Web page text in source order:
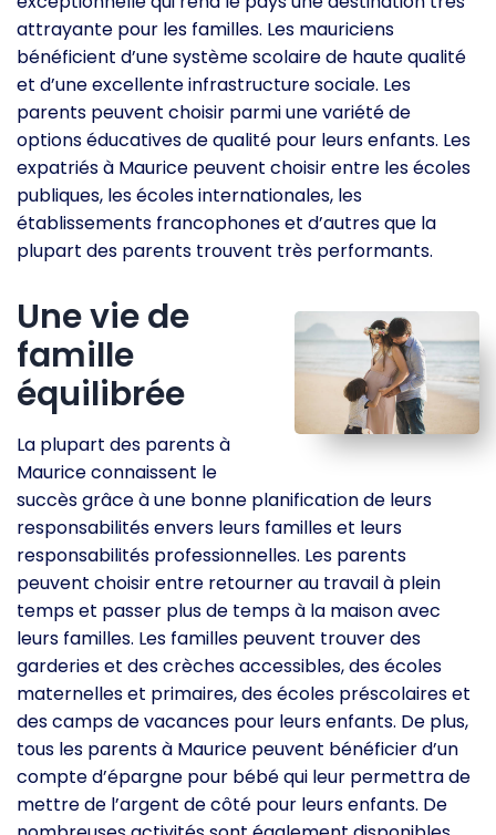
attrayante pour les familles. Les mauriciens
bénéficient d’une système scolaire de haute qualité
et d’une excellente infrastructure sociale. Les
parents peuvent choisir parmi une variété de
options éducatives de qualité pour leurs enfants. Les
expatriés à Maurice peuvent choisir entre les écoles
publiques, les écoles internationales, les
établissements francophones et d’autres que la
plupart des parents trouvent très performants.
Une vie de
famille
équilibrée
La plupart des parents à
Maurice connaissent le
succès grâce à une bonne planification de leurs
responsabilités envers leurs familles et leurs
responsabilités professionnelles. Les parents
peuvent choisir entre retourner au travail à plein
temps et passer plus de temps à la maison avec
leurs familles. Les familles peuvent trouver des
garderies et des crèches accessibles, des écoles
maternelles et primaires, des écoles préscolaires et
des camps de vacances pour leurs enfants. De plus,
tous les parents à Maurice peuvent bénéficier d’un
compte d’épargne pour bébé qui leur permettra de
mettre de l’argent de côté pour leurs enfants. De